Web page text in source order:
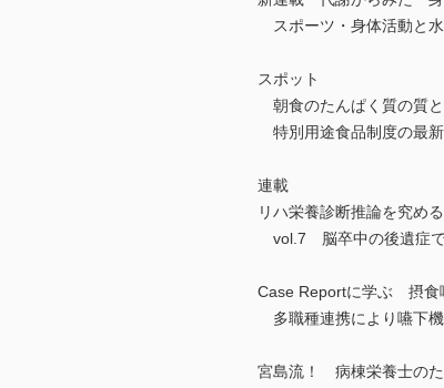
スポーツ・身体活動と
スポット
朝食のたんぱく質の質
特別用途食品制度の最新
連載
リハ栄養診断推論を究め
vol.7 脳卒中の後遺症で
Case Reportに学ぶ 摂食
多職種連携により嚥下機
宮島流！ 病棟栄養士の